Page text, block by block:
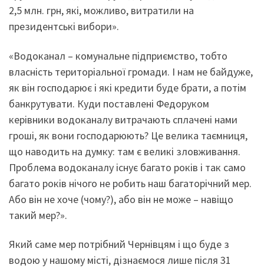
2,5 млн. грн, які, можливо, витратили на
президентські вибори».
«Водоканал – комунальне підприємство, тобто
власність територіальної громади. І нам не байдуже,
як він господарює і які кредити буде брати, а потім
банкрутувати. Куди поставлені Федоруком
керівники водоканалу витрачають сплачені нами
гроші, як вони господарюють? Це велика таємниця,
що наводить на думку: там є великі зловживання.
Проблема водоканалу існує багато років і так само
багато років нічого не робить наш багаторічний мер.
Або він не хоче (чому?), або він не може – навіщо
такий мер?».
Який саме мер потрібний Чернівцям і що буде з
водою у нашому місті, дізнаємося лише після 31